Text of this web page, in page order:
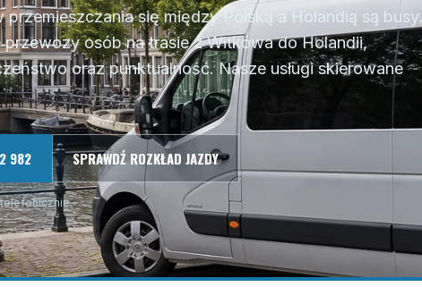
się między Polską a Holandią są busy.
przewozy osób na trasie z Witkowa do Holandii,
oraz punktualność. Nasze usługi skierowane
982 SPRAWDŹ ROZKŁAD JAZDY